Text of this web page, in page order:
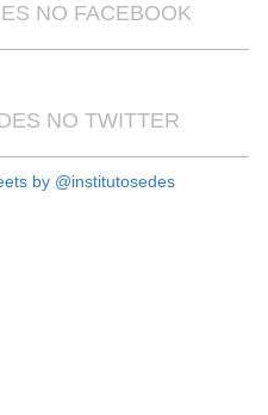
NO FACEBOOK
NO TWITTER
by @institutosedes